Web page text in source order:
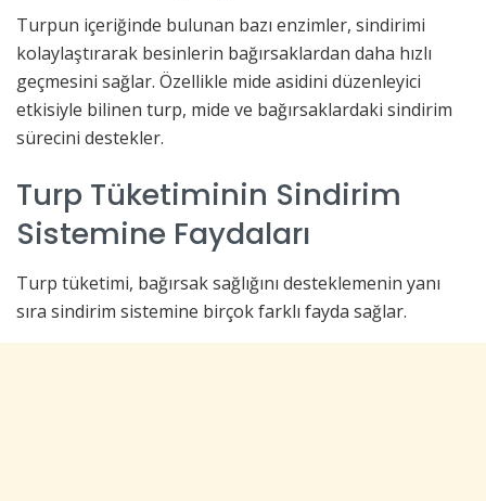
Turpun içeriğinde bulunan bazı enzimler, sindirimi
kolaylaştırarak besinlerin bağırsaklardan daha hızlı
geçmesini sağlar. Özellikle mide asidini düzenleyici
etkisiyle bilinen turp, mide ve bağırsaklardaki sindirim
sürecini destekler.
Turp Tüketiminin Sindirim
Sistemine Faydaları
Turp tüketimi, bağırsak sağlığını desteklemenin yanı
sıra sindirim sistemine birçok farklı fayda sağlar.